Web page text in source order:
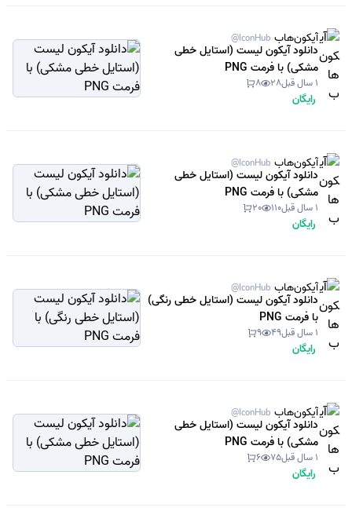
آیکون‌هاب @IconHub
دانلود آیکون لیست (استایل خطی
مشکی) با فرمت PNG
1 سال قبل 28
8
رایگان
آیکون‌هاب @IconHub
دانلود آیکون لیست (استایل خطی
مشکی) با فرمت PNG
1 سال قبل 110
20
رایگان
آیکون‌هاب @IconHub
دانلود آیکون لیست (استایل خطی رنگی)
با فرمت PNG
1 سال قبل 49
9
رایگان
آیکون‌هاب @IconHub
دانلود آیکون لیست (استایل خطی
مشکی) با فرمت PNG
1 سال قبل 75
6
رایگان